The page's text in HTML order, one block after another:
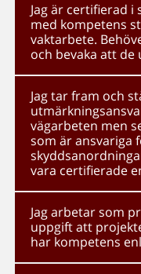
Jag är certifierad i
med kompetens
vaktarbete.
och bevaka att
Jag tar fram och
vägarbeten men
som är ansvariga
vara certifierade
Jag arbetar som
uppgift att
har kompetens